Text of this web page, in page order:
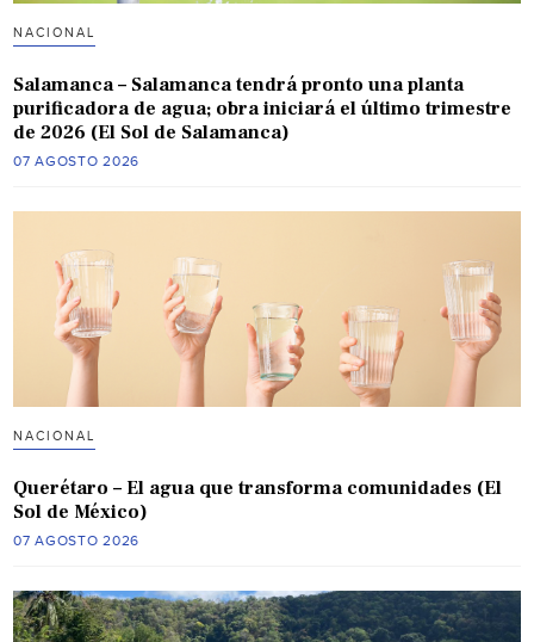
NACIONAL
Salamanca – Salamanca tendrá pronto una planta
purificadora de agua; obra iniciará el último trimestre
de 2026 (El Sol de Salamanca)
07 AGOSTO 2026
NACIONAL
Querétaro – El agua que transforma comunidades (El
Sol de México)
07 AGOSTO 2026